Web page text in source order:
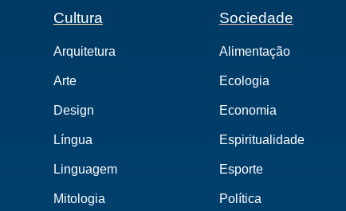
Cultura
Arquitetura
Arte
Design
Língua
Linguagem
Mitologia
Sociedade
Alimentação
Ecologia
Economia
Espiritualidade
Esporte
Política